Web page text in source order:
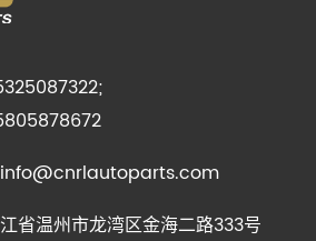
info@cnrlautoparts.com
省温州市龙湾区金海二路333号